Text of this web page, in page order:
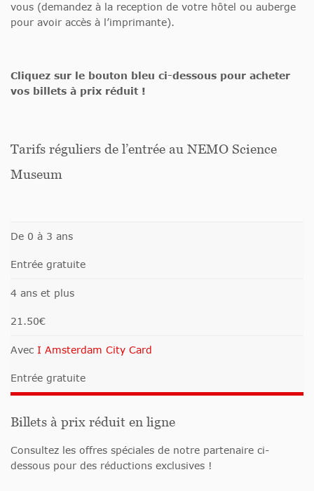
vous (demandez à la reception de votre hôtel ou auberge
pour avoir accès à l’imprimante).
Cliquez sur le bouton bleu ci-dessous pour acheter
vos billets à prix réduit !
Tarifs réguliers de l’entrée au NEMO Science
Museum
De 0 à 3 ans
Entrée gratuite
4 ans et plus
21.50€
Avec I Amsterdam City Card
Entrée gratuite
Billets à prix réduit en ligne
Consultez les offres spéciales de notre partenaire ci-
dessous pour des réductions exclusives !